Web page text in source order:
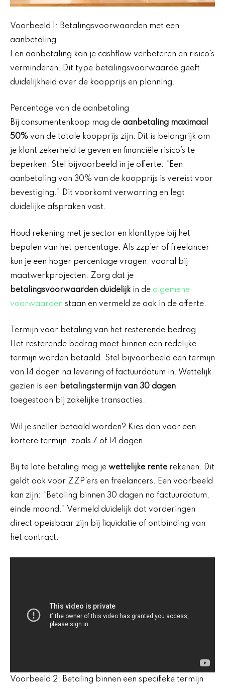
Voorbeeld 1: Betalingsvoorwaarden met een
aanbetaling
Een aanbetaling kan je cashflow verbeteren en risico’s
verminderen. Dit type betalingsvoorwaarde geeft
duidelijkheid over de koopprijs en planning.
Percentage van de aanbetaling
Bij consumentenkoop mag de aanbetaling maximaal
50% van de totale koopprijs zijn. Dit is belangrijk om
je klant zekerheid te geven en financiële risico’s te
beperken. Stel bijvoorbeeld in je offerte: “Een
aanbetaling van 30% van de koopprijs is vereist voor
bevestiging.” Dit voorkomt verwarring en legt
duidelijke afspraken vast.
Houd rekening met je sector en klanttype bij het
bepalen van het percentage. Als zzp’er of freelancer
kun je een hoger percentage vragen, vooral bij
maatwerkprojecten. Zorg dat je
betalingsvoorwaarden duidelijk in de algemene
voorwaarden staan en vermeld ze ook in de offerte.
Termijn voor betaling van het resterende bedrag
Het resterende bedrag moet binnen een redelijke
termijn worden betaald. Stel bijvoorbeeld een termijn
van 14 dagen na levering of factuurdatum in. Wettelijk
gezien is een betalingstermijn van 30 dagen
toegestaan bij zakelijke transacties.
Wil je sneller betaald worden? Kies dan voor een
kortere termijn, zoals 7 of 14 dagen.
Bij te late betaling mag je wettelijke rente rekenen. Dit
geldt ook voor ZZP’ers en freelancers. Een voorbeeld
kan zijn: “Betaling binnen 30 dagen na factuurdatum,
einde maand.” Vermeld duidelijk dat vorderingen
direct opeisbaar zijn bij liquidatie of ontbinding van
het contract.
Voorbeeld 2: Betaling binnen een specifieke termijn